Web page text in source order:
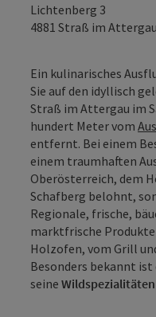
Lichtenberg 3
4881 Straß im Attergau
Ein kulinarisches
Sie auf den idyllisch
Straß im Attergau im
hundert Meter vom
entfernt. Bei einem
einem traumhaften
Oberösterreich, dem
Schafberg belohnt,
Regionale, frische,
marktfrische
Holzofen, vom Grill
Besonders bekannt
seine Wildspezialitäten